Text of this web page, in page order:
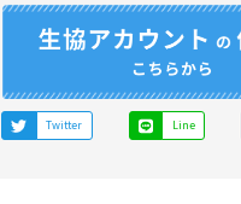
Twitter Line